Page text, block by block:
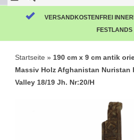
VERSANDKOSTENFREI
FESTLANDS
Startseite » 190 cm x 9 cm antik
Massiv Holz Afghanistan Nuristan
Valley 18/19 Jh. Nr:20/H